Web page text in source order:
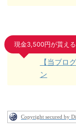
現金3,500円が貰える
【当ブロ
ン
Copyright secured by